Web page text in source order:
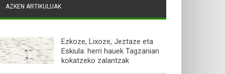
AZKEN ARTIKULUAK
Ezkoze, Lixoze, Jeztaze eta
Eskiula: herri hauek Tagzanian
kokatzeko zalantzak